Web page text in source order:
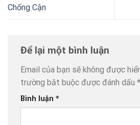
Chống Cận
Để lại một bình luận
Email của bạn sẽ không được
trường bắt buộc được đánh dấu *
Bình luận *